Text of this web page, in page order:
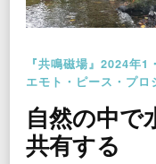
『共鳴磁場』2024年1
エモト・ピース・プロ
自然の中で
共有する